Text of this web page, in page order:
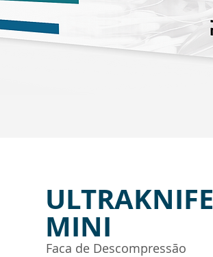
ULTRAKNIFE
MINI
Faca de Descompressão